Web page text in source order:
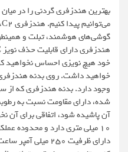
بهترین هندزفری گردنی را در
گوشی‌های هوشمند، تبلت و
خود هیچ نویزی احساس نخواهید
شده، دارای مقاومت نسبت به
آن پاشیده شود، اتفاقی برای آن